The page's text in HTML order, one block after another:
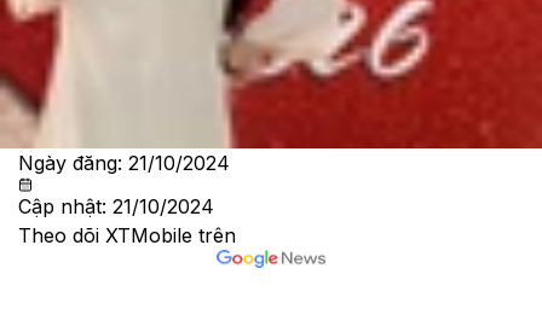
nước không? Những điều bạn cần
biết
Lê Thị Huỳnh Như
Ngày đăng: 21/10/2024
Cập nhật: 21/10/2024
Theo dõi XTMobile trên